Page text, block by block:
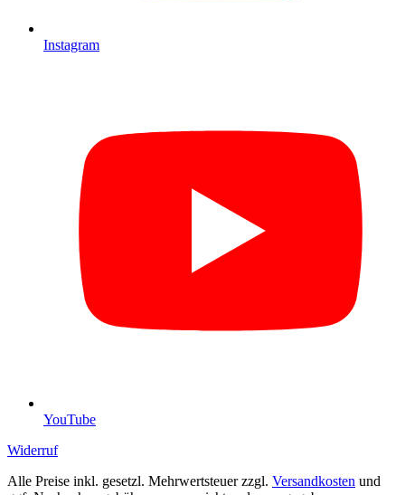
Instagram
YouTube
Widerruf
Alle Preise inkl. gesetzl. Mehrwertsteuer zzgl. Versandkosten und